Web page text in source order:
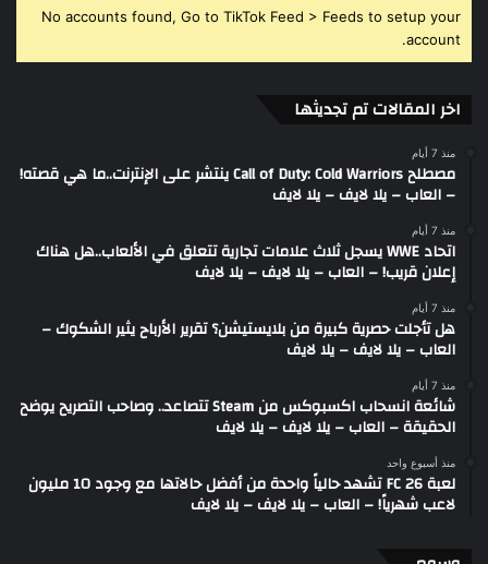
No accounts found, Go to TikTok Feed > Feeds to setup your
account.
اخر المقالات تم تجديثها
منذ 7 أيام
مصطلح Call of Duty: Cold Warriors ينتشر على الإنترنت..ما هي قصته!
– العاب – يلا لايف – يلا لايف
منذ 7 أيام
اتحاد WWE يسجل ثلاث علامات تجارية تتعلق في الألعاب..هل هناك
إعلان قريب! – العاب – يلا لايف – يلا لايف
منذ 7 أيام
هل تأجلت حصرية كبيرة من بلايستيشن؟ تقرير الأرباح يثير الشكوك –
العاب – يلا لايف – يلا لايف
منذ 7 أيام
شائعة انسحاب اكسبوكس من Steam تتصاعد.. وصاحب التصريح يوضح
الحقيقة – العاب – يلا لايف – يلا لايف
منذ أسبوع واحد
لعبة FC 26 تشهد حالياً واحدة من أفضل حالاتها مع وجود 10 مليون
لاعب شهرياً! – العاب – يلا لايف – يلا لايف